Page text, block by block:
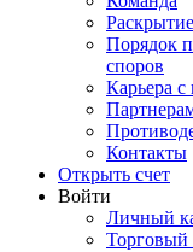
Порядок
споров
Карьера с
Контакты
Открыть счет
Войти
Личный
Торговый